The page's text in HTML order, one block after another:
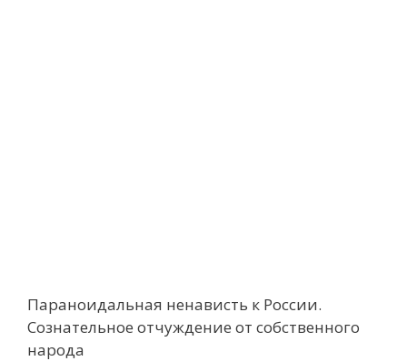
Параноидальная ненависть к России.
Сознательное отчуждение от собственного
народа